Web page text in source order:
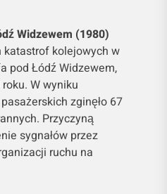
Widzewem (1980)
kolejowych w
pod Łódź Widzewem,
W wyniku
zginęło 67
Przyczyną
sygnałów przez
ruchu na